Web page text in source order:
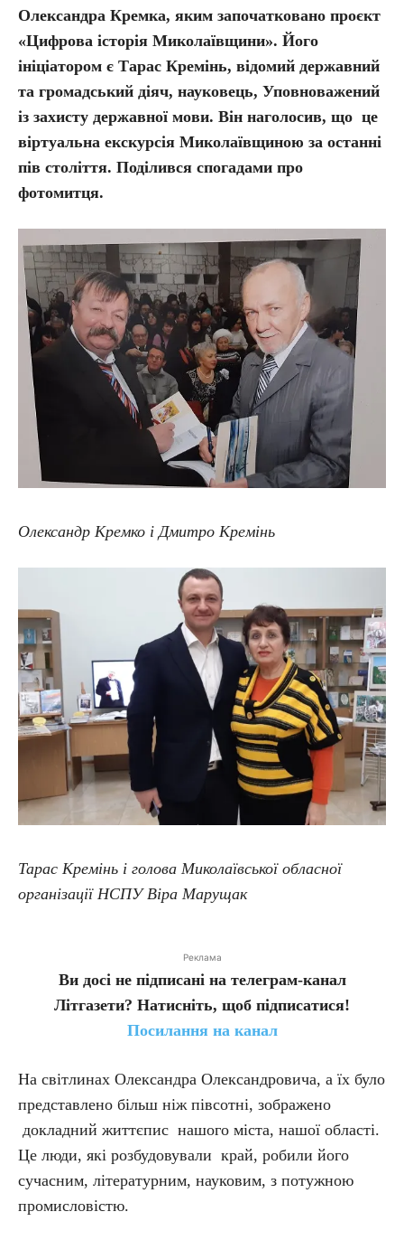
Олександра Кремка, яким започатковано проєкт
«Цифрова історія Миколаївщини». Його
ініціатором є Тарас Кремінь, відомий державний
та громадський діяч, науковець, Уповноважений
із захисту державної мови. Він наголосив, що це
віртуальна екскурсія Миколаївщиною за останні
пів століття. Поділився спогадами про
фотомитця.
Олександр Кремко і Дмитро Кремінь
Тарас Кремінь і голова Миколаївської обласної
організації НСПУ Віра Марущак
Реклама
Ви досі не підписані на телеграм-канал
Літгазети? Натисніть, щоб підписатися!
Посилання на канал
На світлинах Олександра Олександровича, а їх було
представлено більш ніж півсотні, зображено
докладний життєпис нашого міста, нашої області.
Це люди, які розбудовували край, робили його
сучасним, літературним, науковим, з потужною
промисловістю.